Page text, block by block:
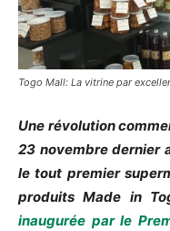
Togo Mall: La vitrine par
Une révolution
23 novembre dernier
le tout premier
produits Made in
inaugurée par le